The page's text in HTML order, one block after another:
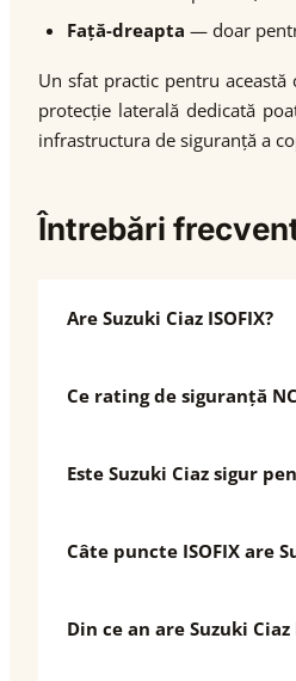
Față-dreapta — doar
Un sfat practic pentru
protecție laterală dedicată
infrastructura de siguranță a
Întrebări
Are Suzuki Ciaz ISOFIX?
Ce rating de siguranță
Este Suzuki Ciaz sigur
Câte puncte ISOFIX are
Din ce an are Suzuki Ciaz